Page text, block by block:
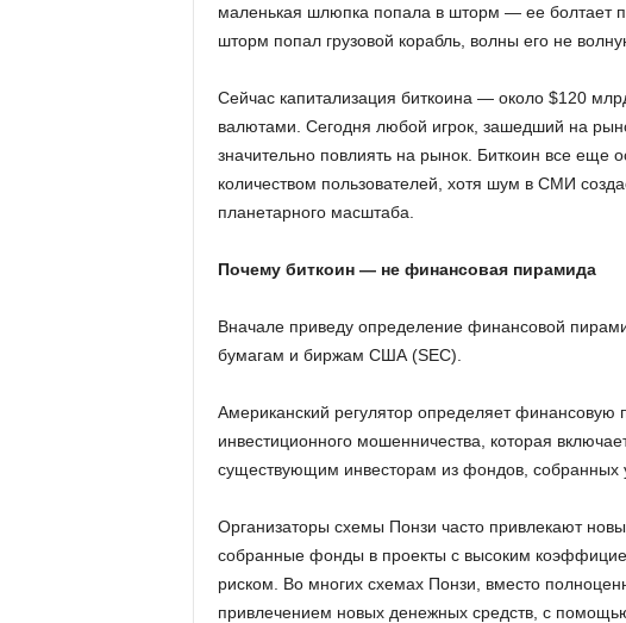
маленькая шлюпка попала в шторм — ее болтает
шторм попал грузовой корабль, волны его не
Сейчас капитализация биткоина — около $120
валютами. Сегодня любой игрок, зашедший на
значительно повлиять на рынок. Биткоин все еще
количеством пользователей, хотя шум в СМИ
планетарного масштаба.
Почему биткоин — не финансовая пирамида
Вначале приведу определение финансовой
бумагам и биржам США (SEC).
Американский регулятор определяет
инвестиционного мошенничества, которая
существующим инвесторам из фондов, собранных
Организаторы схемы Понзи часто привлекают
собранные фонды в проекты с высоким
риском. Во многих схемах Понзи, вместо
привлечением новых денежных средств, с